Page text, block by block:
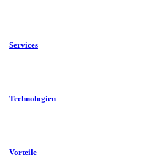
Services
Technologien
Vorteile